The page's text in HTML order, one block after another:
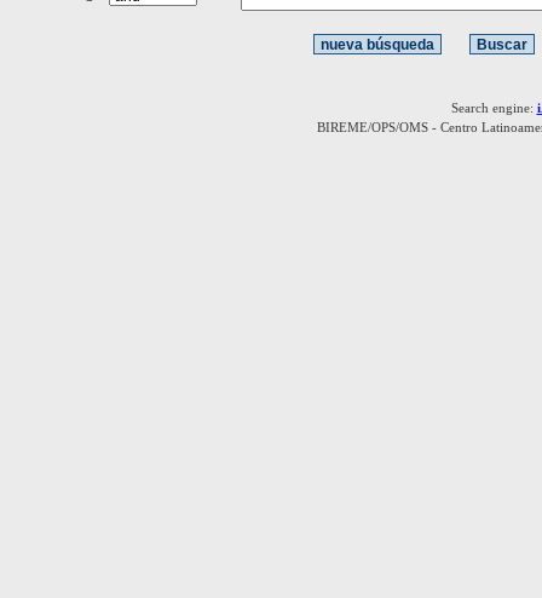
Search engine:
BIREME/OPS/OMS - Centro